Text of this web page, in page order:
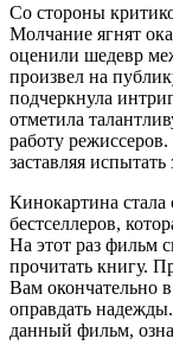
Со стороны
Молчание ягнят
оценили шедевр
произвел на
подчеркнула
отметила
работу
заставляя
Кинокартина
бестселлеров,
На этот раз фильм
прочитать книгу.
Вам окончательно
оправдать
данный фильм,